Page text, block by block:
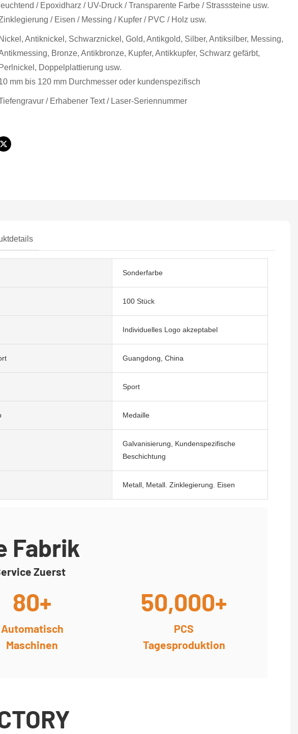
leuchtend / Epoxidharz / UV-Druck / Transparente Farbe / Strasssteine ​​usw.
/ Eisen / Messing / Kupfer / PVC / Holz usw.
Nickel, Antiknickel, Schwarznickel, Gold, Antikgold, Silber, Antiksilber, Messing,
Bronze, Antikbronze, Kupfer, Antikkupfer, Schwarz gefärbt,
Perlnickel, Doppelplattierung usw.
mm bis 120 mm Durchmesser oder kundenspezifisch
/ Erhabener Text / Laser-Seriennummer
Sonderfarbe
100 Stück
Individuelles Logo akzeptabel
Guangdong, China
Sport
Medaille
Galvanisierung, Kundenspezifische
Beschichtung
Metall, Metall. Zinklegierung. Eisen
Fabrik
Zuerst
80+
Automatisch
Maschinen
50,000+
PCS
Tagesproduktion